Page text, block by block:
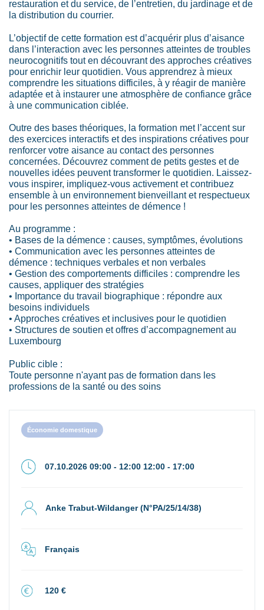
restauration et du service, de l’entretien, du jardinage et de
la distribution du courrier.
L’objectif de cette formation est d’acquérir plus d’aisance
dans l’interaction avec les personnes atteintes de troubles
neurocognitifs tout en découvrant des approches créatives
pour enrichir leur quotidien. Vous apprendrez à mieux
comprendre les situations difficiles, à y réagir de manière
adaptée et à instaurer une atmosphère de confiance grâce
à une communication ciblée.
Outre des bases théoriques, la formation met l’accent sur
des exercices interactifs et des inspirations créatives pour
renforcer votre aisance au contact des personnes
concernées. Découvrez comment de petits gestes et de
nouvelles idées peuvent transformer le quotidien. Laissez-
vous inspirer, impliquez-vous activement et contribuez
ensemble à un environnement bienveillant et respectueux
pour les personnes atteintes de démence !
Au programme :
• Bases de la démence : causes, symptômes, évolutions
• Communication avec les personnes atteintes de
démence : techniques verbales et non verbales
• Gestion des comportements difficiles : comprendre les
causes, appliquer des stratégies
• Importance du travail biographique : répondre aux
besoins individuels
• Approches créatives et inclusives pour le quotidien
• Structures de soutien et offres d’accompagnement au
Luxembourg
Public cible :
Toute personne n'ayant pas de formation dans les
professions de la santé ou des soins
Économie domestique
07.10.2026 09:00 - 12:00 12:00 - 17:00
Anke Trabut-Wildanger (N°PA/25/14/38)
Français
120 €